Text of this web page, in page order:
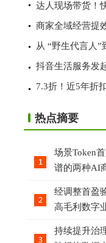
达人现场带货！
商家全域经营提
从 “野生代言人
抖音生活服务发
7.3折！近5年折
热点摘要
场景Token
谱的两种AI
经调整首盈
高毛利数字
持续提升治